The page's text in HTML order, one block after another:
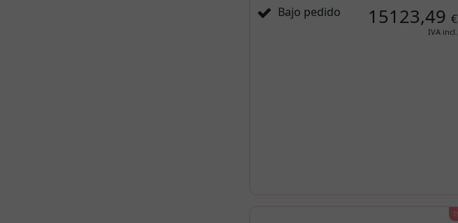
Bajo pedido
15123,49€
IVA incl.